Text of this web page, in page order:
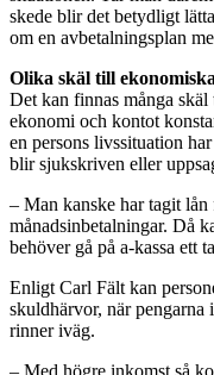
skede blir det betydligt
om en avbetalningsplan
Olika skäl till
Det kan finnas många
ekonomi och kontot
en persons livssituation
blir sjukskriven eller
– Man kanske har tagit lån
månadsinbetalningar. Då
behöver gå på a-kassa ett
Enligt Carl Fält kan
skuldhärvor, när pengarna
rinner iväg.
– Med högre inkomst så